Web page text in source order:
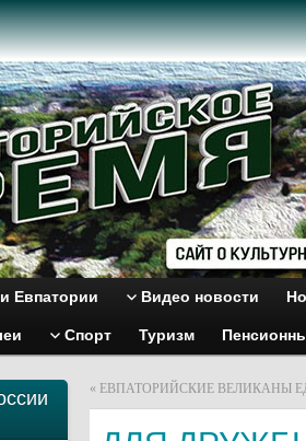
Евпатории Видео новости
Спорт Туризм
« ЕВПАТОРИЙСКИЕ ВЕЛИКАНЫ